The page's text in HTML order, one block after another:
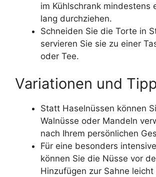
im Kühlschrank mindestens
lang durchziehen.
Schneiden Sie die Torte in
servieren Sie sie zu einer
oder Tee.
Variationen und
Statt Haselnüssen können
Walnüsse oder Mandeln
nach Ihrem persönlichen
Für eine besonders
können Sie die Nüsse vor
Hinzufügen zur Sahne leicht